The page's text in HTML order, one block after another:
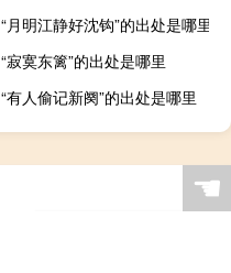
“月明江静好沈钩”的出处是哪里
“寂寞东篱”的出处是哪里
“有人偷记新阕”的出处是哪里
☚